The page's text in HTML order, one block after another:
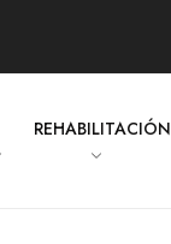
REHABILITACIÓN